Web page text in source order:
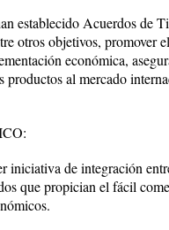
establecido Acuerdos de
otros objetivos, promover
económica,
productos al mercado
iniciativa de integración
que propician el fácil